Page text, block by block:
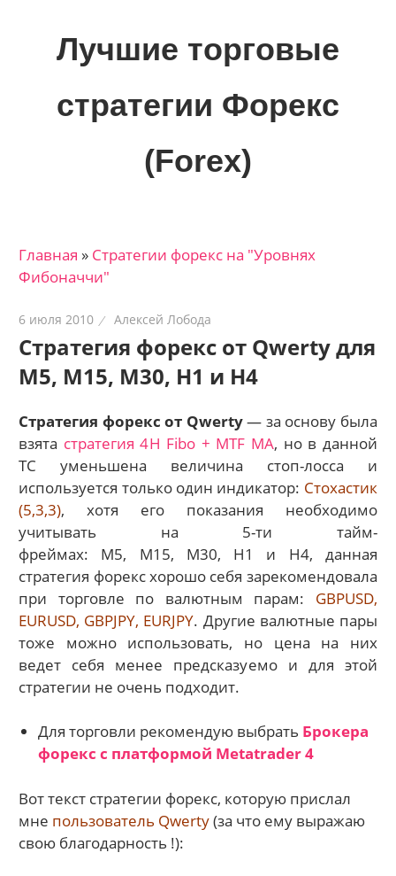
Лучшие торговые
стратегии Форекс
(Forex)
трейдеров
на
рынках:
стратегии,
сигналы,
Главная » Стратегии форекс на "Уровнях
Фибоначчи"
6 июля 2010 Алексей Лобода
Стратегия форекс от Qwerty для
M5, M15, M30, H1 и H4
Стратегия форекс от Qwerty— за основу была
взята стратегия 4H Fibo + MTF MA, но в данной
ТСуменьшена величина стоп-лосса и
используется только один индикатор: Стохастик
(5,3,3), хотя его показания необходимо
учитывать на 5-ти тайм-
фреймах: M5, M15, M30, H1 и H4, данная
стратегия форекс хорошо себя зарекомендовала
при торговле по валютным парам: GBPUSD,
EURUSD, GBPJPY, EURJPY. Другие валютные пары
тоже можно использовать, но цена на них
ведет себя менее предсказуемо и для этой
стратегии не очень подходит.
Для торговли рекомендую выбрать Брокера
форекс с платформой Metatrader 4
Вот текст стратегии форекс, которую прислал
мне пользователь Qwerty(за что ему выражаю
свою благодарность !):